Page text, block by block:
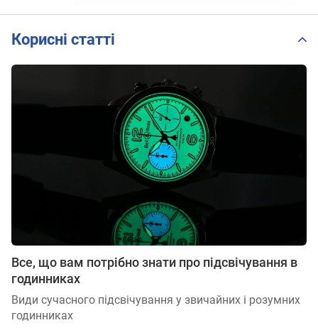
Корисні статті
Все, що вам потрібно знати про підсвічування в
годинниках
Види сучасного підсвічування у звичайних і розумних
годинниках